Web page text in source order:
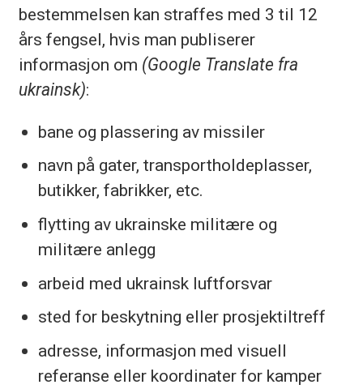
bestemmelsen kan straffes med 3 til 12
års fengsel, hvis man publiserer
informasjon om (Google Translate fra
ukrainsk):
bane og plassering av missiler
navn på gater, transportholdeplasser,
butikker, fabrikker, etc.
flytting av ukrainske militære og
militære anlegg
arbeid med ukrainsk luftforsvar
sted for beskytning eller prosjektiltreff
adresse, informasjon med visuell
referanse eller koordinater for kamper